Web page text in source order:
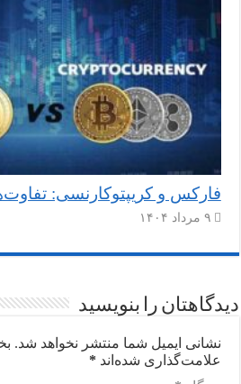
فارکس و کریپتوکارنسی:
۹ مرداد ۱۴۰۴
دیدگاهتان را بنویسید
نشانی ایمیل شما منتشر نخواهد شد.
علامت‌گذاری شده‌اند *